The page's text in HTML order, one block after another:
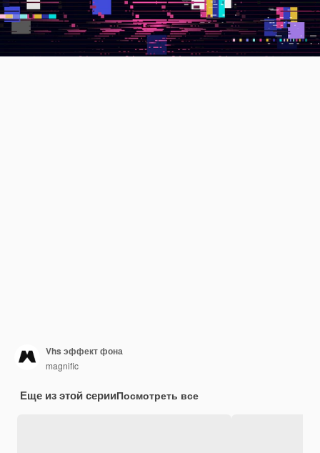
Vhs эффект фона
magnific
Еще из этой серииПосмотреть все